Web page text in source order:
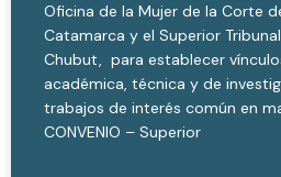
Oficina de la Mujer de la Corte
Catamarca y el Superior
Chubut, para establecer
académica, técnica y de
trabajos de interés común en
CONVENIO – Superior